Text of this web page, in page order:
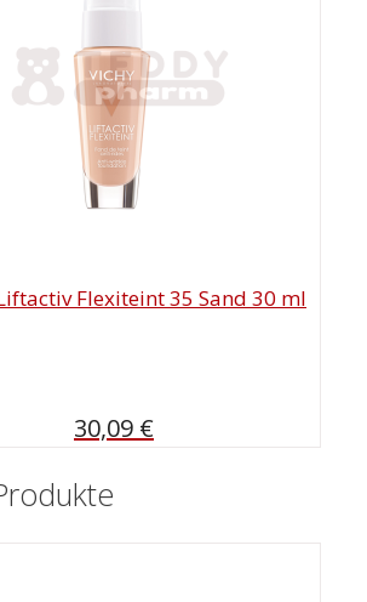
Flexiteint 35 Sand 30 ml
30,09 €